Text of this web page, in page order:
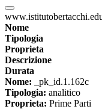
Nome
Tipologia
Proprieta
Descrizione
Durata
Nome: _pk_id.1.162c
Tipologia: analitico
Proprieta: Prime Parti